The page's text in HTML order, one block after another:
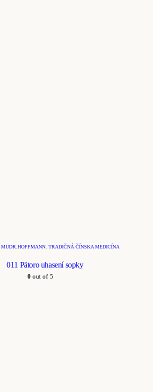
MUDR.HOFFMANN TRADIČNÁ ČÍNSKA MEDICÍNA
011 Pätoro uhasení sopky
0 out of 5